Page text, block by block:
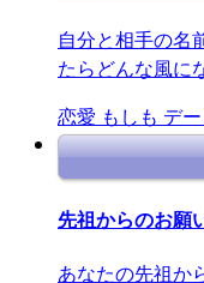
自分と相手の名
たらどんな風に
恋愛 もしも デー
先祖からのお願
あなたの先祖か